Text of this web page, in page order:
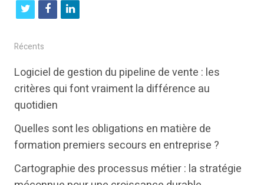
t
i
t
t
e
f
b
o
k
l
e
i
n
Récents
Logiciel de gestion du pipeline de vente : les
critères qui font vraiment la différence au
quotidien
Quelles sont les obligations en matière de
formation premiers secours en entreprise ?
Cartographie des processus métier : la stratégie